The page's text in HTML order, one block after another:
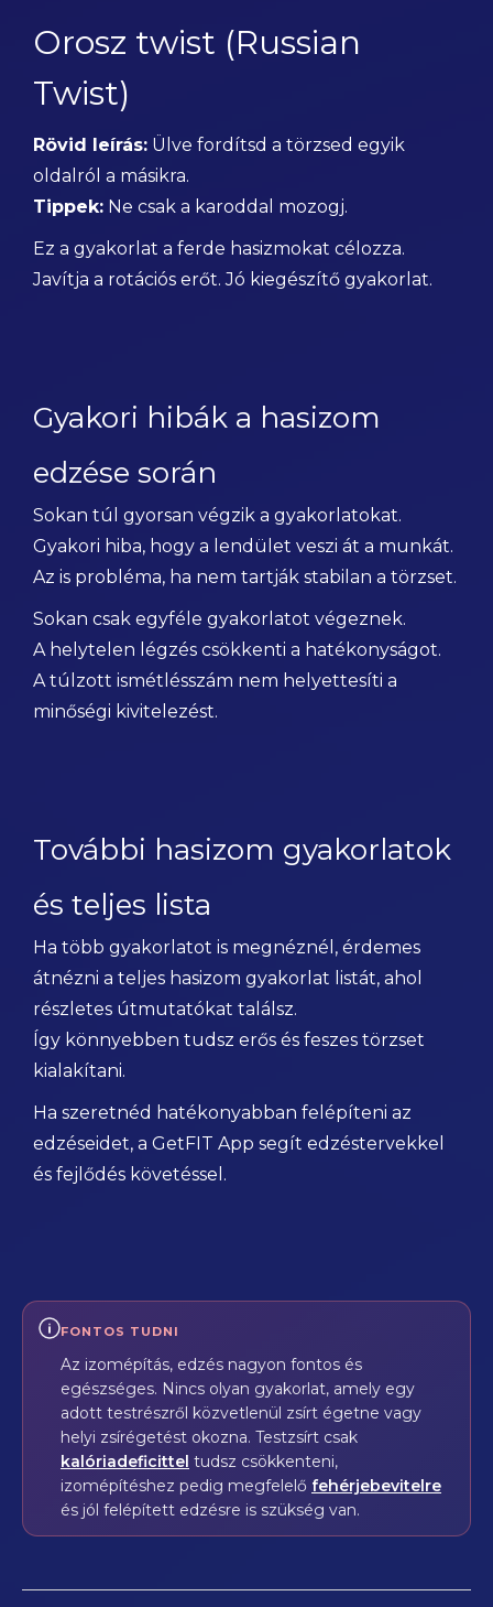
Orosz twist (Russian
Twist)
Rövid leírás: Ülve fordítsd a törzsed egyik
oldalról a másikra.
Tippek: Ne csak a karoddal mozogj.
Ez a gyakorlat a ferde hasizmokat célozza.
Javítja a rotációs erőt. Jó kiegészítő gyakorlat.
Gyakori hibák a hasizom
edzése során
Sokan túl gyorsan végzik a gyakorlatokat.
Gyakori hiba, hogy a lendület veszi át a munkát.
Az is probléma, ha nem tartják stabilan a törzset.
Sokan csak egyféle gyakorlatot végeznek.
A helytelen légzés csökkenti a hatékonyságot.
A túlzott ismétlésszám nem helyettesíti a
minőségi kivitelezést.
További hasizom gyakorlatok
és teljes lista
Ha több gyakorlatot is megnéznél, érdemes
átnézni a teljes hasizom gyakorlat listát, ahol
részletes útmutatókat találsz.
Így könnyebben tudsz erős és feszes törzset
kialakítani.
Ha szeretnéd hatékonyabban felépíteni az
edzéseidet, a GetFIT App segít edzéstervekkel
és fejlődés követéssel.
FONTOS TUDNI
Az izomépítás, edzés nagyon fontos és
egészséges. Nincs olyan gyakorlat, amely egy
adott testrészről közvetlenül zsírt égetne vagy
helyi zsírégetést okozna. Testzsírt csak
kalóriadeficittel tudsz csökkenteni,
izomépítéshez pedig megfelelő fehérjebevitelre
és jól felépített edzésre is szükség van.